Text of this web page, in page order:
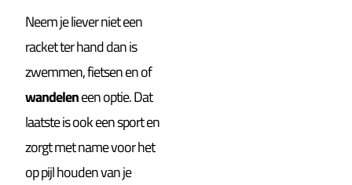
Neem je liever niet een
racket ter hand dan is
zwemmen, fietsen en of
wandeleneen optie. Dat
laatste is ook een sport en
zorgt met name voor het
op pijl houden van je